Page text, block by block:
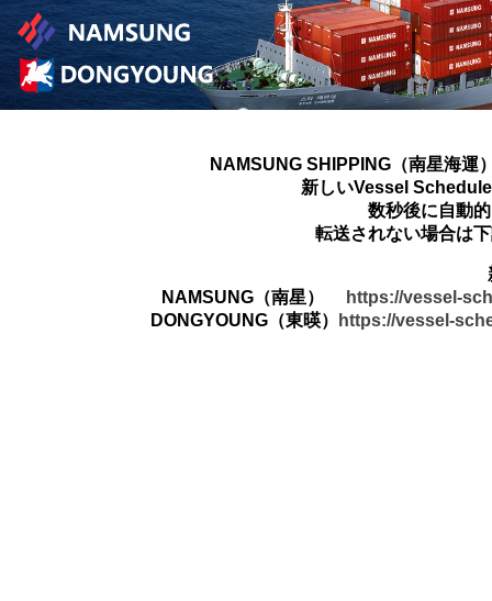
NAMSUNG SHIPPING（南星海運
新しいVessel
数秒後に自動
転送されない場合は
NAMSUNG（南星）
https://vessel-
DONGYOUNG（東暎）
https://vessel-